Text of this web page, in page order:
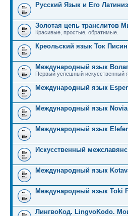
Русский Язык и Его
Золотая цепь транслитов
Красивые, простые, обратимые.
Креольский язык Ток
Международный язык
Первый успешный искусственный
Международный язык
Международный язык
Международный язык
Искусственный
Международный язык
Международный язык Toki
ЛингвоКод. LingvoKodo.